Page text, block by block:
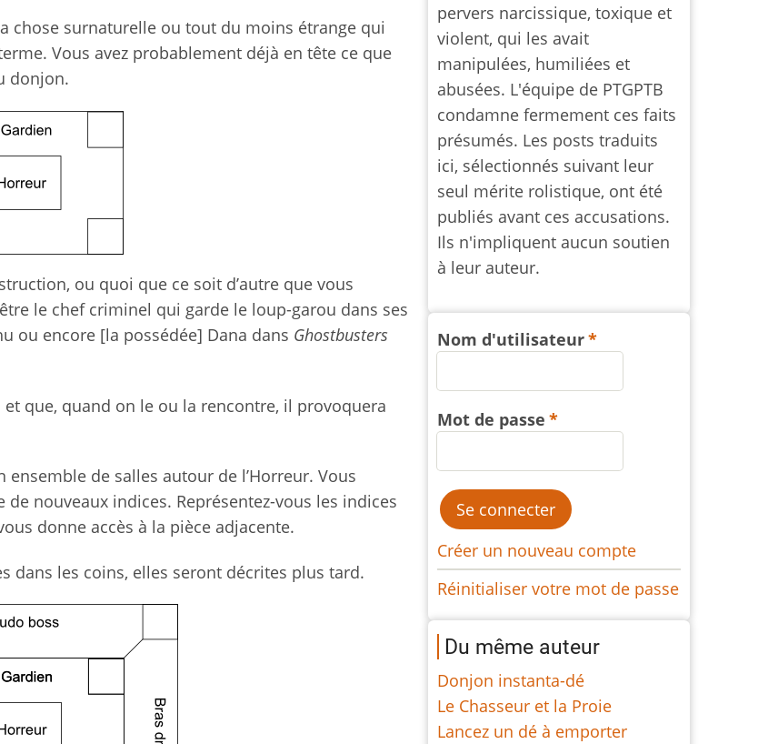
chose surnaturelle ou tout du moins étrange qui
Vous avez probablement déjà en tête ce que
donjon.
ou quoi que ce soit d’autre que vous
le chef criminel qui garde le loup-garou dans ses
ou encore [la possédée] Dana dans Ghostbusters
que, quand on le ou la rencontre, il provoquera
de salles autour de l’Horreur. Vous
nouveaux indices. Représentez-vous les indices
donne accès à la pièce adjacente.
dans les coins, elles seront décrites plus tard.
pervers narcissique, toxique et
violent, qui les avait
manipulées, humiliées et
abusées. L'équipe de PTGPTB
condamne fermement ces faits
présumés. Les posts traduits
ici, sélectionnés suivant leur
seul mérite rolistique, ont été
publiés avant ces accusations.
Ils n'impliquent aucun soutien
à leur auteur.
Nom d'utilisateur
Mot de passe
Créer un nouveau compte
Réinitialiser votre mot de passe
Du même auteur
Donjon instanta-dé
Le Chasseur et la Proie
Lancez un dé à emporter